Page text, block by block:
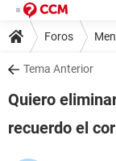
Foros
Tema Anterior
Quiero
recuerdo el